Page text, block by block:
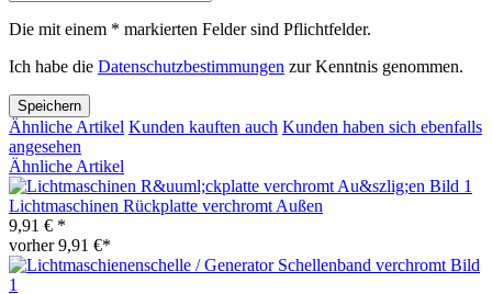
Die mit einem * markierten Felder sind Pflichtfelder.
Ich habe die Datenschutzbestimmungen zur Kenntnis genommen.
Speichern
Ähnliche Artikel Kunden kauften auch Kunden haben sich ebenfalls
angesehen
Ähnliche Artikel
Lichtmaschinen Rückplatte verchromt Außen
9,91 € *
vorher 9,91 €*